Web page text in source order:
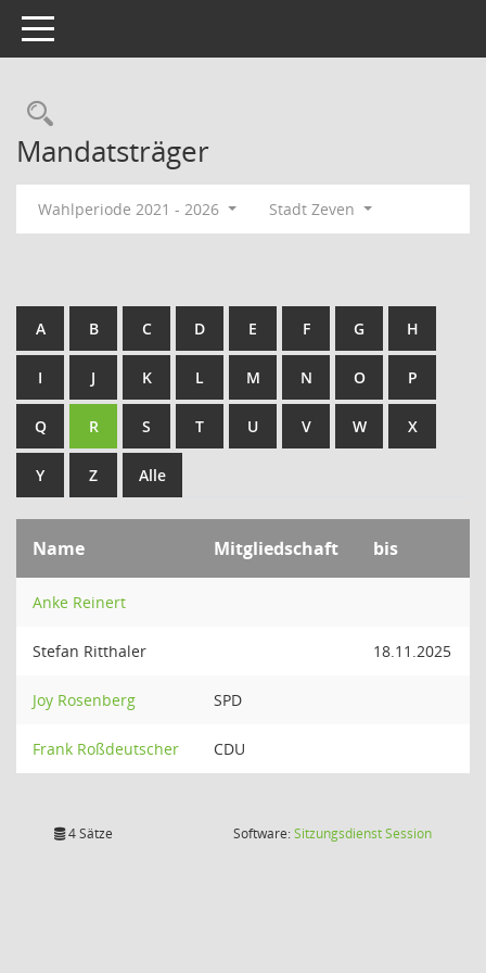
Toggle navigation
Rechercheauswahl
Mandatsträger
Wahlperiode 2021 - 2026 Stadt Zeven
A B C D E F G H
I J K L M N O P
Q R S T U V W X
Y Z Alle
Name Mitgliedschaft bis
Anke Reinert
Stefan Ritthaler 18.11.2025
Joy Rosenberg SPD
Frank Roßdeutscher CDU
4 Sätze Software:SitzungsdienstSession(Wird in